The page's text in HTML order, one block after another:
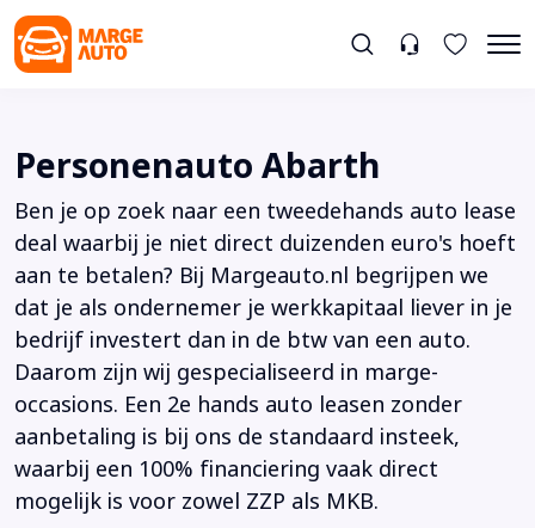
Personenauto Abarth
Ben je op zoek naar een tweedehands auto lease
deal waarbij je niet direct duizenden euro's hoeft
aan te betalen? Bij Margeauto.nl begrijpen we
dat je als ondernemer je werkkapitaal liever in je
bedrijf investert dan in de btw van een auto.
Daarom zijn wij gespecialiseerd in marge-
occasions. Een 2e hands auto leasen zonder
aanbetaling is bij ons de standaard insteek,
waarbij een 100% financiering vaak direct
mogelijk is voor zowel ZZP als MKB.